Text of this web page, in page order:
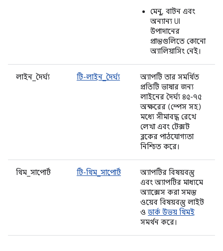
মেনু, বাটন এবং
অন্যান্য UI
উপাদানের
প্রান্তগুলিতে কোনো
অ্যালিয়াসিং নেই।
লাইন_দৈর্ঘ্য টি-লাইন_দৈর্ঘ্য
অ্যাপটি তার সমর্থিত
প্রতিটি ভাষার জন্য
লাইনের দৈর্ঘ্য ৪৫-৭৫
অক্ষরের (স্পেস সহ)
মধ্যে সীমাবদ্ধ রেখে
লেখা এবং টেক্সট
ব্লকের পাঠযোগ্যতা
নিশ্চিত করে।
থিম_সাপোর্ট টি-থিম_সাপোর্ট
অ্যাপটির বিষয়বস্তু
এবং অ্যাপটির মাধ্যমে
অ্যাক্সেস করা সমস্ত
ওয়েব বিষয়বস্তু লাইট
ও ডার্ক উভয় থিমই
সমর্থন করে।